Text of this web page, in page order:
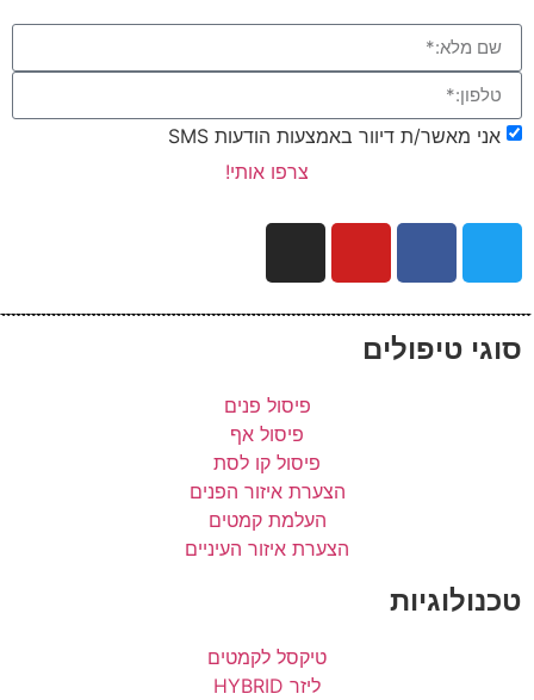
אני מאשר/ת דיוור באמצעות הודעות SMS
צרפו אותי!
סוגי טיפולים
פיסול פנים
פיסול אף
פיסול קו לסת
הצערת איזור הפנים
העלמת קמטים
הצערת איזור העיניים
טכנולוגיות
טיקסל לקמטים
ליזר HYBRID